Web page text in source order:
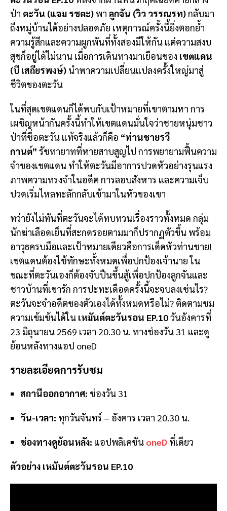
ป่า ตะวัน (แจม รชตะ) พา ลูกจัน (วิว วรรณรท)กลับมา
ถึงหมู่บ้านได้อย่างปลอดภัย เหตุการณ์ครั้งนี้ยิ่งตอกย้ำ
ความรู้สึกและความผูกพันที่ทั้งสองมีให้กัน แต่ความสงบ
สุขก็อยู่ได้ไม่นาน เมื่อการเดินทางมาเยือนของ เขตแดน
(บี เสถียรพงษ์) นำพาความเปลี่ยนแปลงครั้งใหญ่มาสู่
ชีวิตของตะวัน
ในที่สุดเขตแดนก็ได้พบกับเป้าหมายที่เขาตามหา การ
เผชิญหน้ากันครั้งนี้ทำให้เขตแดนมั่นใจว่าชายหนุ่มชาว
ป่าที่ชื่อตะวัน แท้จริงแล้วก็คือ “ท่านชายรวี
กานต์” รัชทายาทที่หายสาบสูญไป การพยายามฟื้นความ
จำของเขตแดน ทำให้ตะวันมีอาการปวดหัวอย่างรุนแรง
ภาพความทรงจำในอดีต การลอบสังหาร และความเจ็บ
ปวดเริ่มไหลทะลักกลับเข้ามาในหัวของเขา
ทว่ายังไม่ทันที่ตะวันจะได้ทบทวนเรื่องราวทั้งหมด กลุ่ม
นักฆ่าเลือดเย็นที่สะกดรอยตามมาก็ปรากฏตัวขึ้น พร้อม
อาวุธครบมือและเป้าหมายเดียวคือการเด็ดหัวท่านชาย!
เขตแดนต้องใช้ทักษะทั้งหมดเพื่อปกป้องเจ้านาย ใน
ขณะที่ตะวันเองก็ต้องจับปืนขึ้นสู้เพื่อปกป้องลูกจันและ
ชาวบ้านที่เขารัก การปะทะเดือดครั้งนี้จะจบลงเช่นไร?
ตะวันจะจำอดีตของตัวเองได้ทั้งหมดหรือไม่? ติดตามชม
ความเข้มข้นได้ใน เหมันต์ตะวันรอน EP.10วันอังคารที่
23 มิถุนายน 2569 เวลา 20.30 น. ทางช่องวัน 31 และดู
ย้อนหลังทางแอป oneD
รายละเอียดการรับชม
สถานีออกอากาศ: ช่องวัน 31
วัน-เวลา: ทุกวันจันทร์ – อังคาร เวลา 20.30 น.
ช่องทางดูย้อนหลัง: แอปพลิเคชัน oneD ที่เดียว
ตัวอย่าง เหมันต์ตะวันรอน EP.10